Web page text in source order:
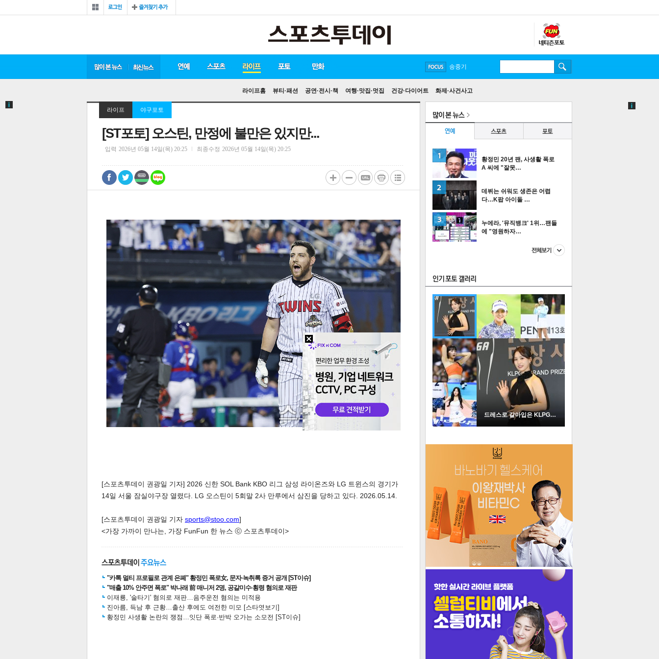
로그 즐겨찾기
최신 뉴스 라이프
라이프홈 뷰티·패션 공연·전시·책 여행·맛집·멋집 건강·다이어트 화제·사건사고
포토
만화
FOCUS
방탄소년단
손흥민
유아인
송중기
라이프 야구포토
[ST포토] 오스틴, 만정에 불만은 있지만...
입력 2026년 05월 14일(목) 20:25 최종수정 2026년 05월 14일(목) 20:25
트위 밴드 네이
댓글
0
텍스 텍스 url 복 인쇄
[스포츠투데이 권광일 기자] 2026 신한 SOL Bank KBO 리그 삼성 라이온즈와 LG 트윈스의 경기가
14일 서울 잠실야구장 열렸다. LG 오스틴이 5회말 2사 만루에서 삼진을 당하고 있다. 2026.05.14.
[스포츠투데이 권광일 기자 sports@stoo.com]
<가장 가까이 만나는, 가장 FunFun 한 뉴스 ⓒ 스포츠투데이>
"카톡 멀티 프로필로 관계 은폐" 황정민 폭로女, 문자·녹취록 증거 공개 [ST이슈]
"매출 10% 안주면 폭로" 박나래 前 매니저 2명, 공갈미수·횡령 혐의로 재판
이재룡, '술타기' 혐의로 재판…음주운전 혐의는 미적용
진아름, 득남 후 근황…출산 후에도 여전한 미모 [스타엿보기]
황정민 사생활 논란의 쟁점…잇단 폭로·반박 오가는 소모전 [ST이슈]
많이 본 뉴스
연예
스포츠 포토
황정민 20년 팬, 사생활 폭로
A 씨에 "잘못…
2
데뷔는 쉬워도 생존은 어렵
다…K팝 아이돌 …
누에라, '뮤직뱅크' 1위…팬들
에 "영원하자…
더보기
인기포토
드레스로 갈아입은 KLPGA …